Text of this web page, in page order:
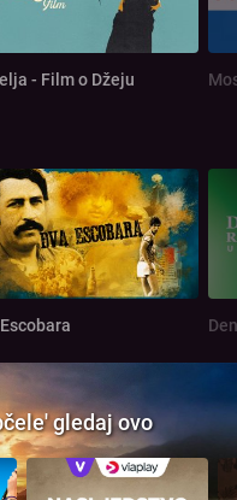
- Film o Džeju
gledaj ovo